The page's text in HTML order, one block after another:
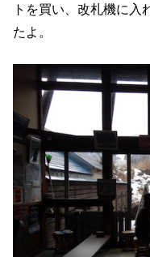
トを買い、改札機に入
たよ。